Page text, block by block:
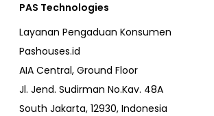
PAS Technologies
Layanan Pengaduan Konsumen
Pashouses.id
AIA Central, Ground Floor
Jl. Jend. Sudirman No.Kav. 48A
South Jakarta, 12930, Indonesia